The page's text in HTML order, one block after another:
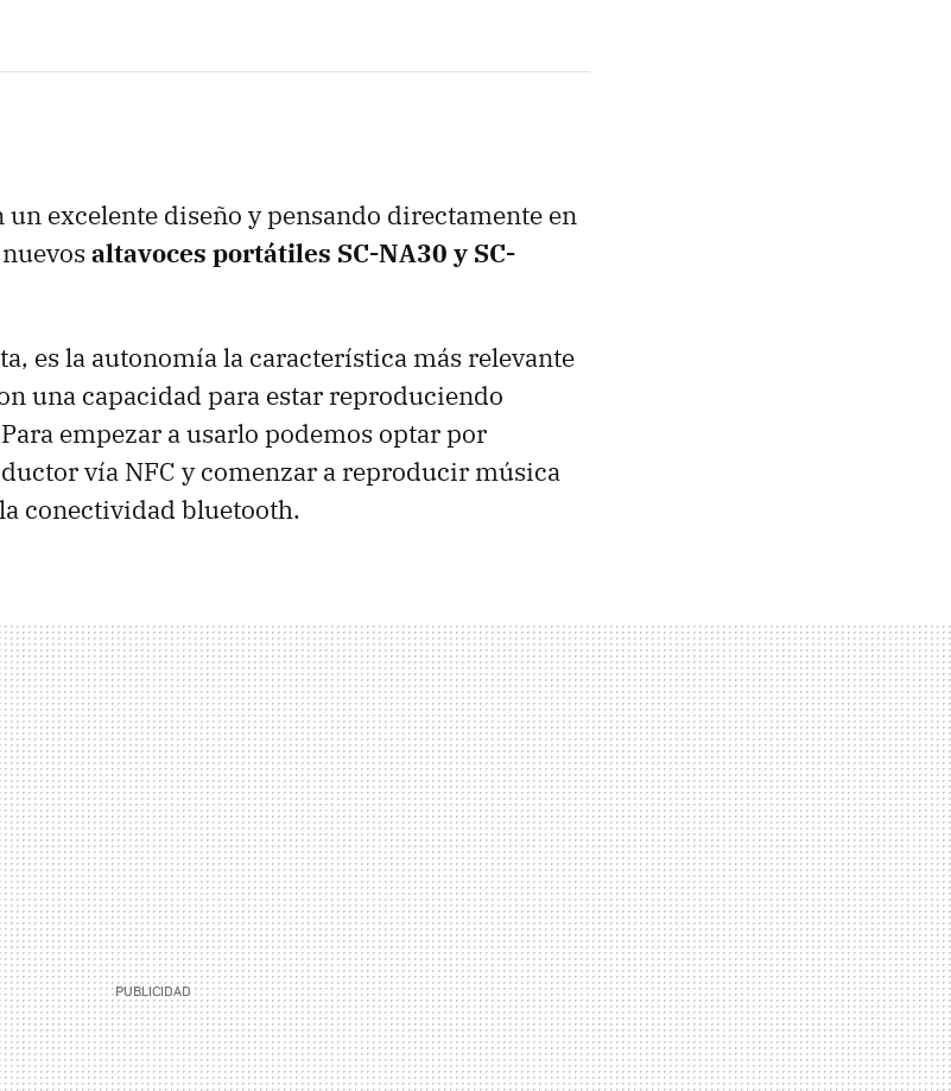
un excelente diseño y pensando directamente en
altavoces portátiles SC-NA30 y SC-
es la autonomía la característica más relevante
una capacidad para estar reproduciendo
empezar a usarlo podemos optar por
vía NFC y comenzar a reproducir música
conectividad bluetooth.